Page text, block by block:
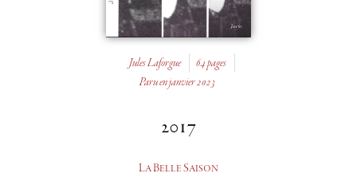
Jules Laforgue
64 pages
Paru en janvier 2023
2017
La Belle Saison